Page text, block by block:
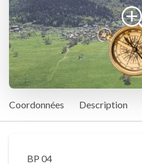
Coordonnées Description
BP 04